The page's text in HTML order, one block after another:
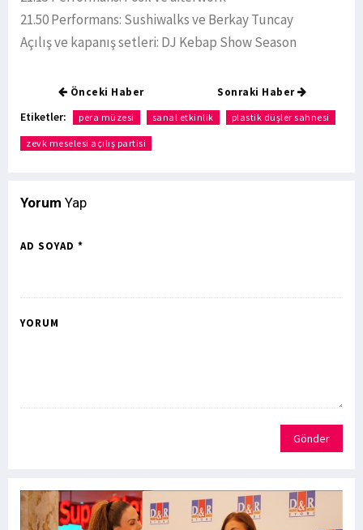
21.50 Performans: Sushiwalks ve Berkay Tuncay
Açılış ve kapanış setleri: DJ Kebap Show Season
Önceki Haber Sonraki Haber
Etiketler: pera müzesi sanal etkinlik plastik düşler sahnesi
zevk meselesi açılış partisi
Yorum Yap
AD SOYAD *
YORUM
Gönder